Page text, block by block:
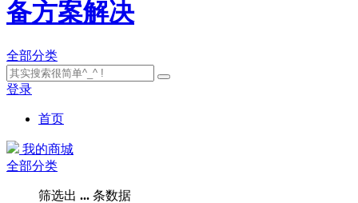
全部分类
登录
首页
我的商城
全部分类
筛选出 ... 条数据